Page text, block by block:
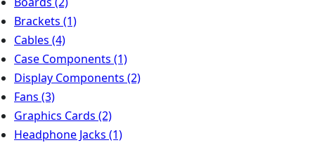
Brackets (1)
Cables (4)
Case Components (1)
Display Components (2)
Fans (3)
Graphics Cards (2)
Headphone Jacks (1)